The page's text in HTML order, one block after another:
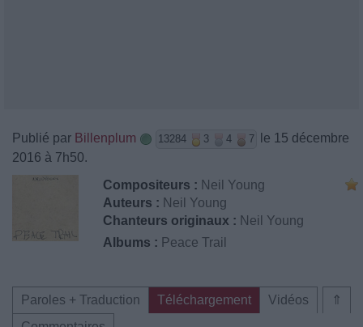
Publié par Billenplum 13284 3 4 7
le 15 décembre
2016 à 7h50.
Compositeurs : Neil Young
Auteurs : Neil Young
Chanteurs originaux : Neil Young
Albums : Peace Trail
⇑
Paroles + Traduction Téléchargement
Vidéos